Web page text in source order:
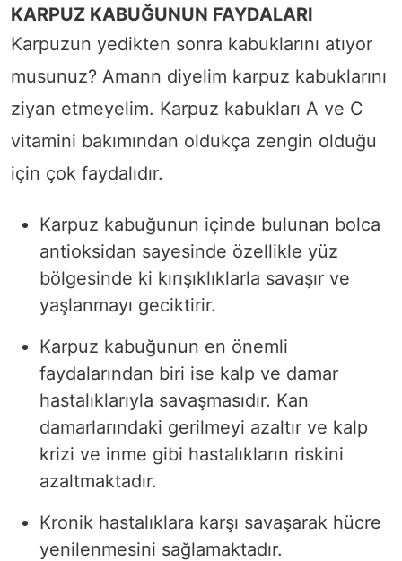
KARPUZ KABUĞUNUN FAYDALARI
Karpuzun yedikten sonra kabuklarını atıyor
musunuz? Amann diyelim karpuz kabuklarını
ziyan etmeyelim. Karpuz kabukları A ve C
vitamini bakımından oldukça zengin olduğu
için çok faydalıdır.
Karpuz kabuğunun içinde bulunan bolca
antioksidan sayesinde özellikle yüz
bölgesinde ki kırışıklıklarla savaşır ve
yaşlanmayı geciktirir.
Karpuz kabuğunun en önemli
faydalarından biri ise kalp ve damar
hastalıklarıyla savaşmasıdır. Kan
damarlarındaki gerilmeyi azaltır ve kalp
krizi ve inme gibi hastalıkların riskini
azaltmaktadır.
Kronik hastalıklara karşı savaşarak hücre
yenilenmesini sağlamaktadır.